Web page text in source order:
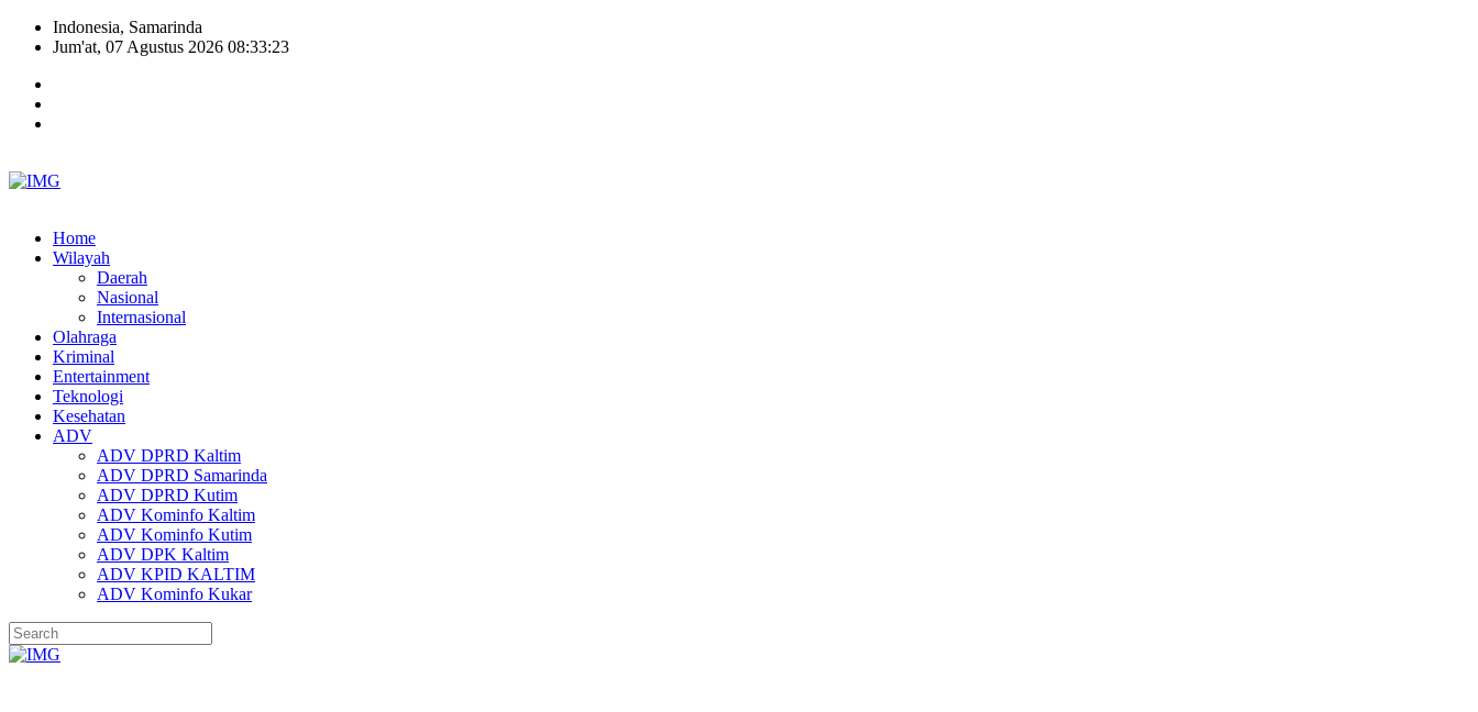
Indonesia, Samarinda
Jum'at, 07 Agustus 2026 08:33:24
Home
Wilayah
Daerah
Nasional
Internasional
Olahraga
Kriminal
Entertainment
Teknologi
Kesehatan
ADV
ADV DPRD Kaltim
ADV DPRD Samarinda
ADV DPRD Kutim
ADV Kominfo Kaltim
ADV Kominfo Kutim
ADV DPK Kaltim
ADV KPID KALTIM
ADV Kominfo Kukar